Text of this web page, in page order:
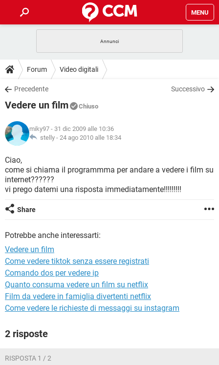
MENU
INTRATTENIMENTO
iOS
INSTAGRAM
TIKTOK
HARDWARE
GUIDE
COVID-19
INSTAGRAM
TIKTOK
HARDWARE
DOWNLOAD
COVID-19
INTRATTENIMENTO
iOS WINDOWS 10
INSTAGRAM
TIKTOK FACEBOOK
HARDWARE
COVID-19
INTRATTENIMENTO
iOS
INSTAGRAM
HARDWARE
GLOSSARIO
COVID-19
INTRATTENIMENTO ANDROID
iOS WINDOWS 10
INSTAGRAM
HARDWARE
Forum Video digitali
Precedente Successivo
Vedere un film Chiuso
miky97 - 31 dic 2009 alle 10:36
stelly - 24 ago 2010 alle 18:34
Ciao,
come si chiama il programmma per andare a vedere i film su
internet??????
vi prego datemi una risposta immediatamente!!!!!!!!!
Share
Potrebbe anche interessarti:
Vedere un film
Come vedere tiktok senza essere registrati
Comando dos per vedere ip
Quanto consuma vedere un film su netflix
Film da vedere in famiglia divertenti netflix
Come vedere le richieste di messaggi su instagram
2 risposte
RISPOSTA 1 / 2